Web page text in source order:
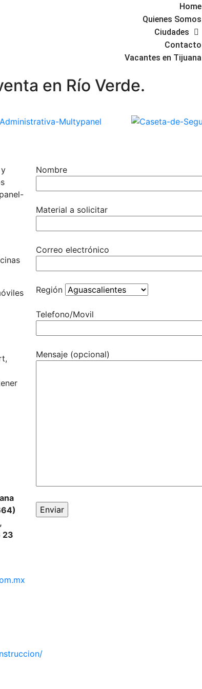
Home
Quienes Somos
Ciudades
Contacto
Vacantes en Tijuana
en Río Verde.
23
Nombre
Material a solicitar
Correo electrónico
Región
Telefono/Movil
Mensaje (opcional)